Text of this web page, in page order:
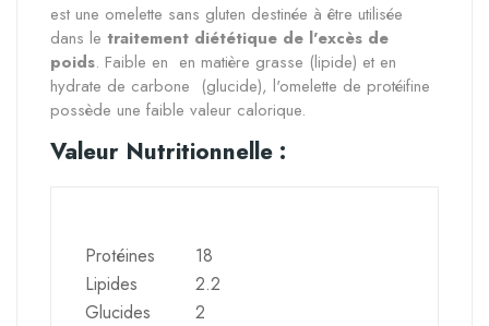
est une omelette sans gluten destinée à être utilisée
dans le traitement diététique de l'excès de
poids. Faible en en matière grasse (lipide) et en
hydrate de carbone (glucide), l'omelette de protéifine
possède une faible valeur calorique.
Valeur Nutritionnelle :
Protéines
18
Lipides
2.2
Glucides
2